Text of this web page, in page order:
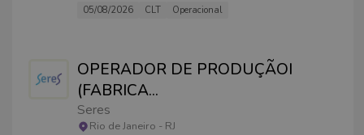
05/08/2026 CLT Operacional
OPERADOR DE PRODUÇÃOI
(FABRICA...
Seres
Rio de Janeiro - RJ